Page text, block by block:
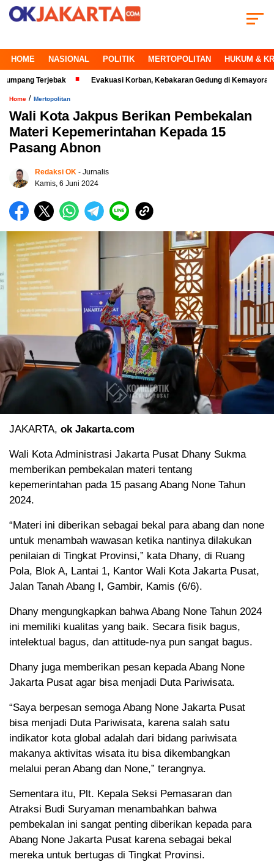
HOME NASIONAL POLITIK MERTOPOLITAN HUKUM &
Terjebak Evakuasi Korban, Kebakaran Gedung di Kemayoran Makin
Home / Mertopolitan
Wali Kota Jakpus Berikan Pembekalan
Materi Kepemerintahan Kepada 15
Pasang Abnon
Redaksi OK - Jurnalis
Kamis, 6 Juni 2024
JAKARTA, ok Jakarta.com
Wali Kota Administrasi Jakarta Pusat Dhany Sukma
memberikan pembekalan materi tentang
kepemerintahan pada 15 pasang Abang None Tahun
2024.
“Materi ini diberikan sebagai bekal para abang dan none
untuk menambah wawasan ketika nantinya dilakukan
penilaian di Tingkat Provinsi,” kata Dhany, di Ruang
Pola, Blok A, Lantai 1, Kantor Wali Kota Jakarta Pusat,
Jalan Tanah Abang I, Gambir, Kamis (6/6).
Dhany mengungkapkan bahwa Abang None Tahun 2024
ini memiliki kualitas yang baik. Secara fisik bagus,
intelektual bagus, dan attitude-nya pun sangat bagus.
Dhany juga memberikan pesan kepada Abang None
Jakarta Pusat agar bisa menjadi Duta Pariwisata.
“Saya berpesan semoga Abang None Jakarta Pusat
bisa menjadi Duta Pariwisata, karena salah satu
indikator kota global adalah dari bidang pariwisata
makanya aktivitas wisata itu bisa dikembangkan
melalui peran Abang dan None,” terangnya.
Sementara itu, Plt. Kepala Seksi Pemasaran dan
Atraksi Budi Suryaman menambahkan bahwa
pembekalan ini sangat penting diberikan kepada para
Abang None Jakarta Pusat karena sebagai bekal
mereka untuk bertugas di Tingkat Provinsi.